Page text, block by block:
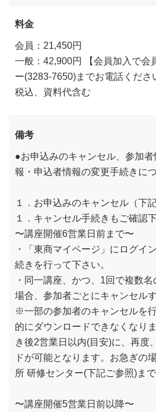
料金
会員：21,450円
一般：42,900円 【会員加入で
ー(3283-7650)までお電話くださ
税込、資料代含む
備考
●お申込みのキャンセル、参加
報・申込者情報の変更手続きに
１．お申込みのキャンセル（下
１．キャンセル手続きもご確認
〜講座開催6営業日前まで〜
・「東商マイページ」にログイ
続きを行って下さい。
・同一講座、かつ、1回で複数
場合、参加者ごとにキャンセル
※一部の参加者のキャンセルを
的にダウンロードできなくなり
き後2営業日以内(目安)に、再度
ドが可能となります。お急ぎの
所 研修センター(下記ご参照)ま
〜講座開催5営業日前以降〜